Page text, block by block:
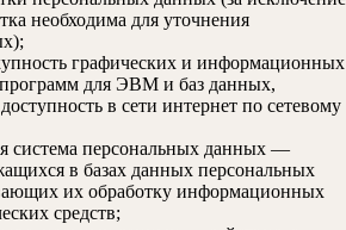
необходима для уточнения
графических и информационных
программ для ЭВМ и баз данных,
в сети интернет по сетевому
система персональных данных —
в базах данных персональных
их обработку информационных
средств;